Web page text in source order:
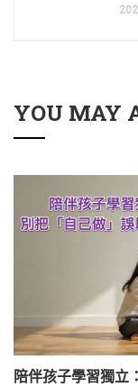
YOU MAY
陪伴孩子學習獨立